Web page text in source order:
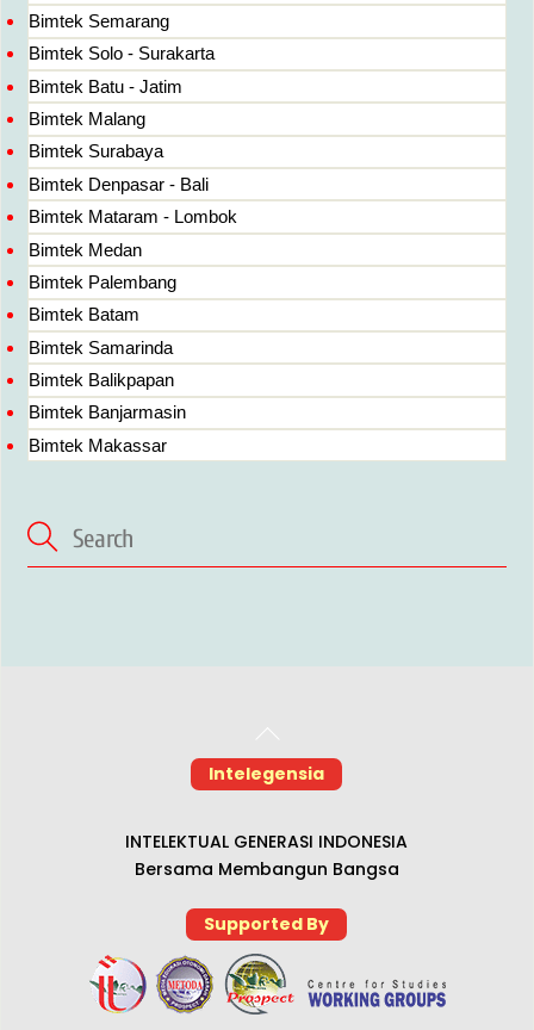
Bimtek Semarang
Bimtek Solo - Surakarta
Bimtek Batu - Jatim
Bimtek Malang
Bimtek Surabaya
Bimtek Denpasar - Bali
Bimtek Mataram - Lombok
Bimtek Medan
Bimtek Palembang
Bimtek Batam
Bimtek Samarinda
Bimtek Balikpapan
Bimtek Banjarmasin
Bimtek Makassar
Back
To
Top
Intelegensia
INTELEKTUAL GENERASI INDONESIA
Bersama Membangun Bangsa
Supported By